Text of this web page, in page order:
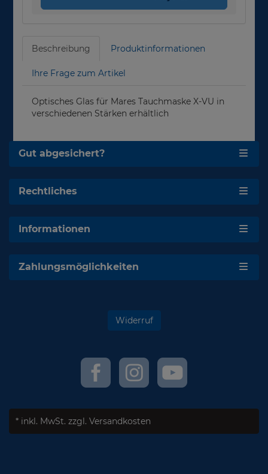
Beschreibung Produktinformationen
Ihre Frage zum Artikel
Optisches Glas für Mares Tauchmaske X-VU in
verschiedenen Stärken erhältlich
Gut abgesichert?
Rechtliches
Informationen
Zahlungsmöglichkeiten
Widerruf
* inkl. MwSt. zzgl. Versandkosten